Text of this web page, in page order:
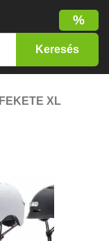
%
XL